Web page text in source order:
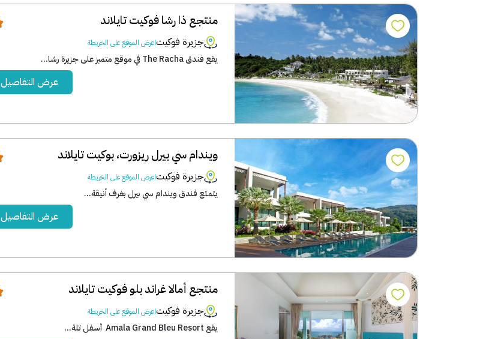
منتجع ذا رشا فوكيت تايلاند
جزيرة فوكيتاعرض الموقع على الخريطة
يقع فندق The Racha في موقع متميز على جزيرة رشا...
عرض التفاصيل
ويندام سي بيرل ريزورت، بوكيت تايلاند
جزيرة فوكيتاعرض الموقع على الخريطة
يتمتع فندق ويندام سي بيرل بغرف أنيقة...
عرض التفاصيل
منتجع أمالا غراند بلو فوكيت تايلاند
جزيرة فوكيتاعرض الموقع على الخريطة
يقع Amala Grand Bleu Resort أسفل تلة...